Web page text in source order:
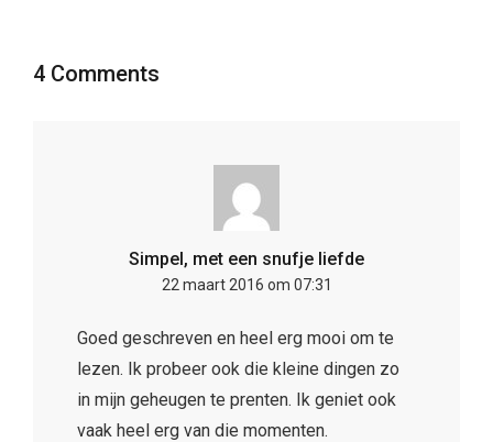
4 Comments
Simpel, met een snufje liefde
22 maart 2016 om 07:31
Goed geschreven en heel erg mooi om te
lezen. Ik probeer ook die kleine dingen zo
in mijn geheugen te prenten. Ik geniet ook
vaak heel erg van die momenten.